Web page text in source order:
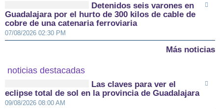
Detenidos seis varones en
Guadalajara por el hurto de 300 kilos de cable de
cobre de una catenaria ferroviaria
07/08/2026 02:30 PM
Más noticias
noticias destacadas
Las claves para ver el
eclipse total de sol en la provincia de Guadalajara
09/08/2026 08:00 AM